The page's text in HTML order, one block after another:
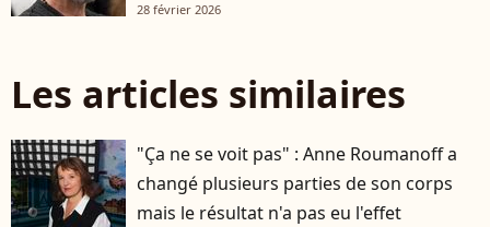
28 février 2026
Les articles similaires
"Ça ne se voit pas" : Anne Roumanoff a
changé plusieurs parties de son corps
mais le résultat n'a pas eu l'effet